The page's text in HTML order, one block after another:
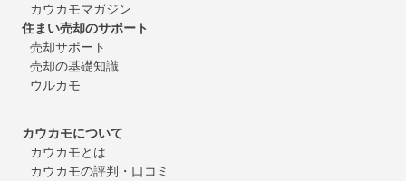
カウカモマガジン
住まい売却のサポート
売却サポート
売却の基礎知識
ウルカモ
カウカモについて
カウカモとは
カウカモの評判・口コミ